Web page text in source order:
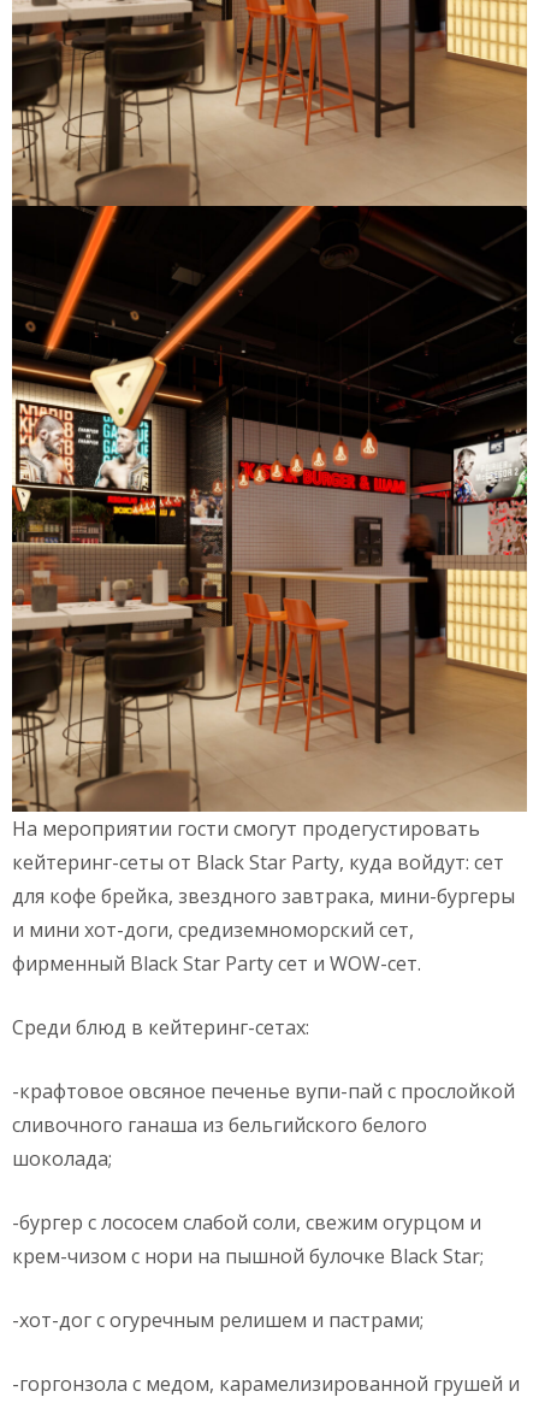
На мероприятии гости смогут продегустировать
кейтеринг-сеты от Black Star Party, куда войдут: сет
для кофе брейка, звездного завтрака, мини-бургеры
и мини хот-доги, средиземноморский сет,
фирменный Black Star Party сет и WOW-сет.
Среди блюд в кейтеринг-сетах:
-крафтовое овсяное печенье вупи-пай с прослойкой
сливочного ганаша из бельгийского белого
шоколада;
-бургер с лососем слабой соли, свежим огурцом и
крем-чизом с нори на пышной булочке Black Star;
-хот-дог с огуречным релишем и пастрами;
-горгонзола с медом, карамелизированной грушей и